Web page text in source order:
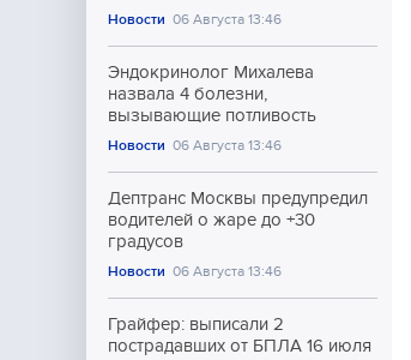
Новости 06 Августа 13:46
Эндокринолог Михалева
назвала 4 болезни,
вызывающие потливость
Новости 06 Августа 13:46
Дептранс Москвы предупредил
водителей о жаре до +30
градусов
Новости 06 Августа 13:46
Грайфер: выписали 2
пострадавших от БПЛА 16 июля